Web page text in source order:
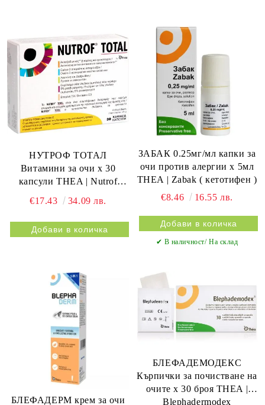
НУТРОФ ТОТАЛ
Витамини за очи х 30
капсули THEA | Nutrof
Total
€17.43 34.09 лв.
ЗАБАК 0.25мг/мл капки за
очи против алергии х 5мл
THEA | Zabak ( кетотифен )
€8.46
16.55 лв.
✔ В наличност/ На склад
БЛЕФАДЕРМ крем за очи
БЛЕФАДЕМОДЕКС
Кърпички за почистване на
очите х 30 броя THEA |
Blephadermodex